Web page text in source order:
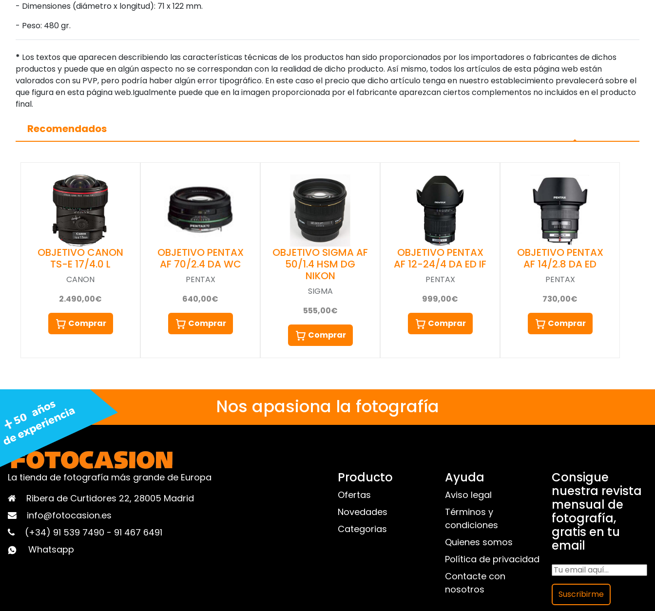
- Dimensiones (diámetro x longitud): 71 x 122 mm.
- Peso: 480 gr.
* Los textos que aparecen describiendo las características técnicas de los productos han sido proporcionados por los importadores o fabricantes de dichos
productos y puede que en algún aspecto no se correspondan con la realidad de dicho producto. Así mismo, todos los artículos de esta página web están
valorados con su PVP, pero podría haber algún error tipográfico. En este caso el precio que dicho artículo tenga en nuestro establecimiento prevalecerá sobre el
que figura en esta página web.Igualmente puede que en la imagen proporcionada por el fabricante aparezcan ciertos complementos no incluidos en el producto
final.
Recomendados
OBJETIVO CANON
TS-E 17/4.0 L
CANON
2.490,00€
Comprar
OBJETIVO PENTAX
AF 70/2.4 DA WC
PENTAX
640,00€
Comprar
OBJETIVO SIGMA AF
50/1.4 HSM DG
NIKON
SIGMA
555,00€
Comprar
OBJETIVO PENTAX
AF 12-24/4 DA ED IF
PENTAX
999,00€
Comprar
OBJETIVO PENTAX
AF 14/2.8 DA ED
PENTAX
730,00€
Comprar
Nos apasiona la fotografía
La tienda de fotografía más grande de Europa
Ribera de Curtidores 22, 28005 Madrid
info@fotocasion.es
(+34) 91 539 7490 - 91 467 6491
Whatsapp
Producto
Ofertas
Novedades
Categorias
Ayuda
Aviso legal
Términos y
condiciones
Quienes somos
Política de privacidad
Contacte con
nosotros
Consigue
nuestra revista
mensual de
fotografía,
gratis en tu
email
Suscribirme